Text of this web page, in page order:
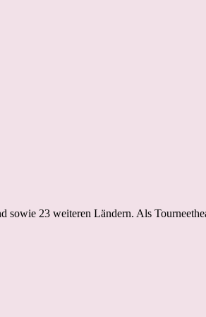
sowie 23 weiteren Ländern. Als